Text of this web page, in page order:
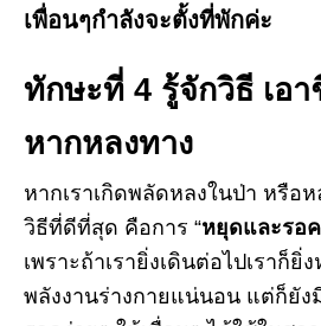
เพื่อนๆกำลังจะตั้งที่พักค่ะ
ทักษะที่ 4 รู้จักวิธี เอ
หากหลงทาง
หากเราเกิดพลัดหลงในป่า หรือ
วิธีที่ดีที่สุด คือการ “หยุดและรอ
เพราะถ้าเรายิ่งเดินต่อไปเราก็ยิ่
พลังงานร่างกายแน่นอน แต่ก็ยัง